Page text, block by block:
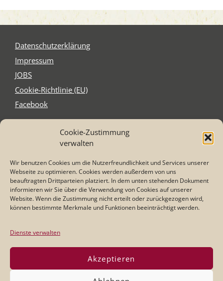
Cookie-Zustimmung
verwalten
Wir benutzen Cookies um die Nutzerfreundlichkeit und Services unserer
Webseite zu optimieren. Cookies werden außerdem von uns
beauftragten Drittparteien platziert. In dem unten stehenden Dokument
informieren wir Sie über die Verwendung von Cookies auf unserer
Website. Wenn die Zustimmung nicht erteilt oder zurückgezogen wird,
können bestimmte Merkmale und Funktionen beeinträchtigt werden.
Dienste verwalten
Akzeptieren
Daten­schutz­er­klä­rung
Impres­sum
JOBS
Coo­kie-Rich­t­­li­­nie (EU)
Face­book
Schnitzel´s
Elzer Str. 2-4
Tel. 0 64 31 - 21 75 87
Mail: info@schnitzel-s.com
Öffnungszeiten
11:30 - 14:00 und 17:00 -22:00 Uhr
Di/Mi/Do/So: 17:00 - 21:00 Uhr